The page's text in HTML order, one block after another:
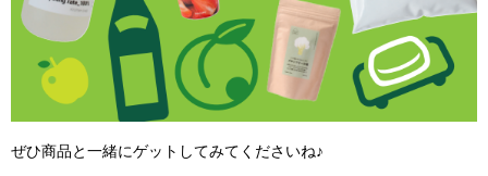
ぜひ商品と一緒にゲットしてみてくださいね♪